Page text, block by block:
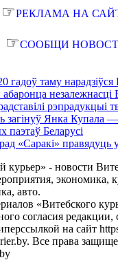
☞РЕКЛАМА НА
☞СООБЩИ
гадоў таму
незалежнасці
рэпрадукцыі
загінуў Янка Купала —
паэтаў Беларусі
«Саракі» правядуць
курьер» - новости
экономика,
авто.
«Витебского
согласия редакции,
на сайт
Все права